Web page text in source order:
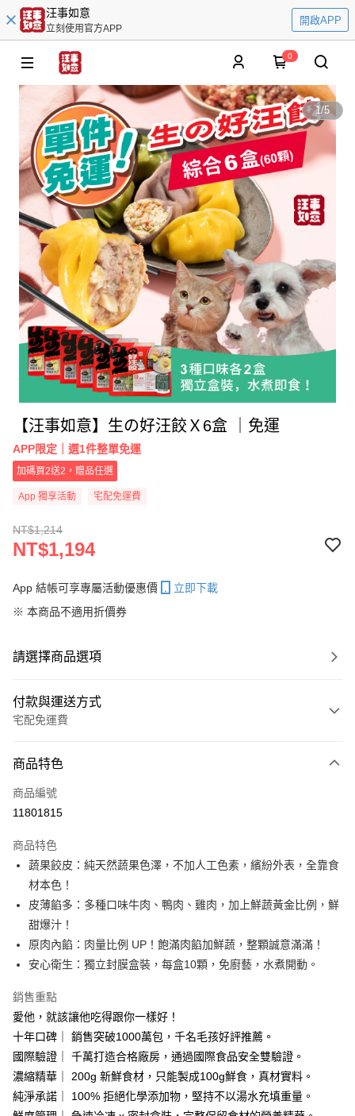
汪事如意
立刻使用官方APP
開啟APP
0
1/5
【汪事如意】生の好汪餃Ｘ6盒 ｜免運
APP限定｜選1件整單免運
加碼買2送2，贈品任選
App 獨享活動 宅配免運費
NT$1,214
NT$1,194
App 結帳可享專屬活動優惠價
立即下載
※ 本商品不適用折價券
請選擇商品選項
付款與運送方式
宅配免運費
信用卡一次付款
信用卡分期付款
合作金庫商業銀行
華南商業銀行
彰化商業銀行
上海商業儲蓄銀行
國泰世華商業銀行
兆豐國際商業銀行
臺灣中小企業銀行
匯豐（台灣）商業銀行
華泰商業銀行
聯邦商業銀行
遠東國際商業銀行
元大商業銀行
永豐商業銀行
台新國際商業銀行
台灣樂天信用卡公司
LINE Pay
Apple Pay
街口支付
Google Pay
大哥付你分期
相關說明
【大哥付你分期使用說明】
1.本服務由台灣大哥大提供，台灣大哥大用戶可立即使用無須另外申請。
2.付款方式選擇「大哥付你分期」，訂單成立後會自動跳轉到大哥付的交易
流程，驗證手機門號後，選擇欲分期的期數、繳款截止日，確認付款後即完
成交易。
3.實際核准額度、可分期數及費用金額請依後續交易確認頁面所載為準。
ATM付款
貨到付款
商品特色
商品編號
11801815
商品特色
蔬果餃皮：純天然蔬果色澤，不加人工色素，繽紛外表，全靠食
材本色！
皮薄餡多：多種口味牛肉、鴨肉、雞肉，加上鮮蔬黃金比例，鮮
甜爆汁！
原肉內餡：肉量比例 UP！飽滿肉餡加鮮蔬，整顆誠意滿滿！
安心衛生：獨立封膜盒裝，每盒10顆，免廚藝，水煮開動。
銷售重點
愛他，就該讓他吃得跟你一樣好！
十年口碑｜ 銷售突破1000萬包，千名毛孩好評推薦。
國際驗證｜ 千萬打造合格廠房，通過國際食品安全雙驗證。
濃縮精華｜ 200g 新鮮食材，只能製成100g鮮食，真材實料。
純淨承諾｜ 100% 拒絕化學添加物，堅持不以湯水充填重量。